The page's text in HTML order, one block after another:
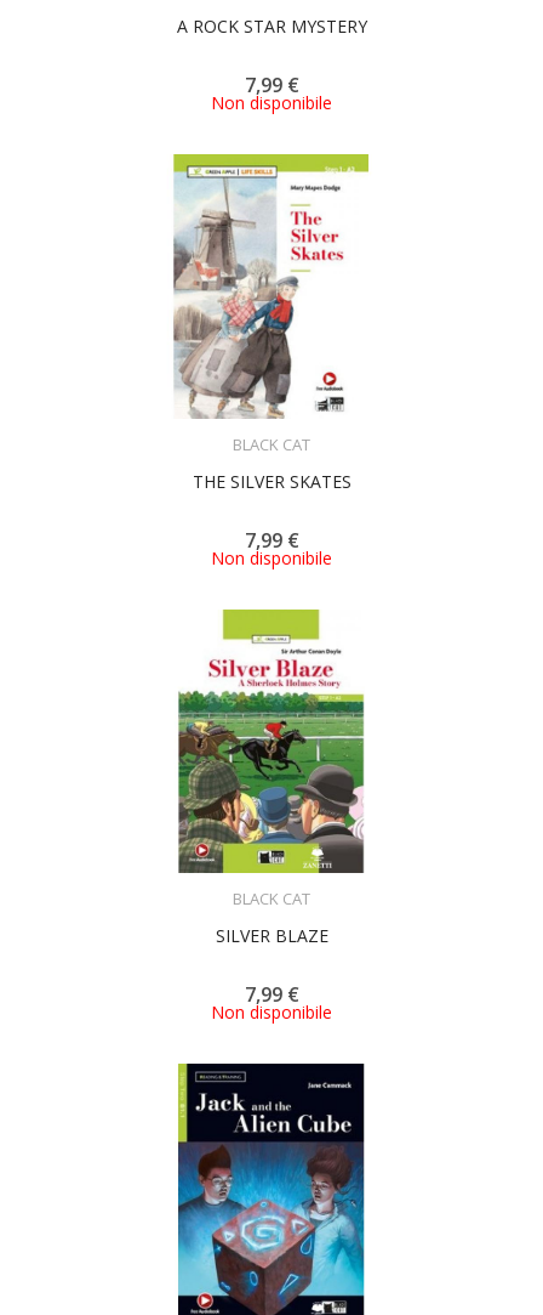
A ROCK STAR MYSTERY
7,99 €
Non disponibile
BLACK CAT
THE SILVER SKATES
7,99 €
Non disponibile
BLACK CAT
SILVER BLAZE
7,99 €
Non disponibile